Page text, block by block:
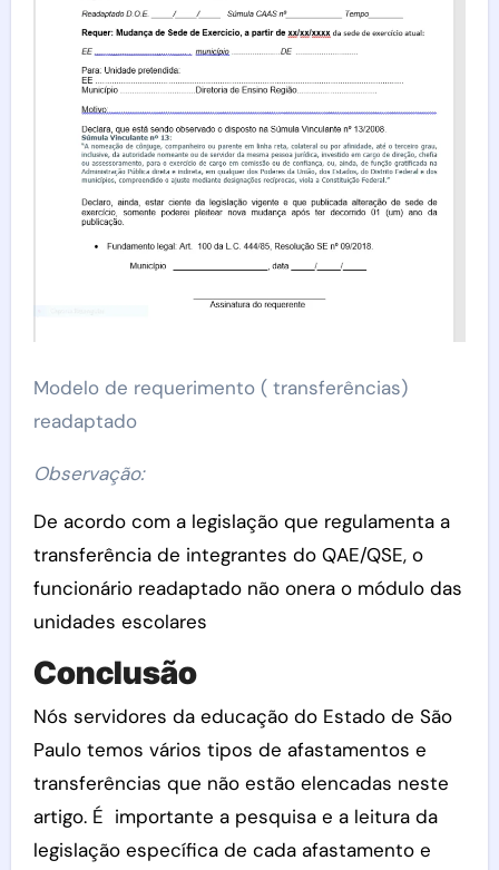
Modelo de requerimento ( transferências)
readaptado
Observação:
De acordo com a legislação que regulamenta a
transferência de integrantes do QAE/QSE, o
funcionário readaptado não onera o módulo das
unidades escolares
Conclusão
Nós servidores da educação do Estado de São
Paulo temos vários tipos de afastamentos e
transferências que não estão elencadas neste
artigo. É importante a pesquisa e a leitura da
legislação específica de cada afastamento e